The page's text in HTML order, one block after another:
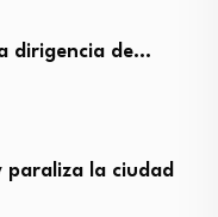
dirigencia de…
la ciudad